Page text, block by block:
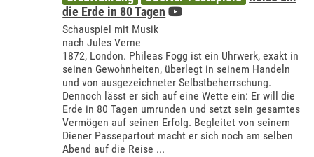
die Erde in 80 Tagen
Schauspiel mit Musik
nach Jules Verne
1872, London. Phileas Fogg ist ein Uhrwerk, exakt in
seinen Gewohnheiten, überlegt in seinem Handeln
und von ausgezeichneter Selbstbeherrschung.
Dennoch lässt er sich auf eine Wette ein: Er will die
Erde in 80 Tagen umrunden und setzt sein gesamtes
Vermögen auf seinen Erfolg. Begleitet von seinem
Diener Passepartout macht er sich noch am selben
Abend auf die Reise ...